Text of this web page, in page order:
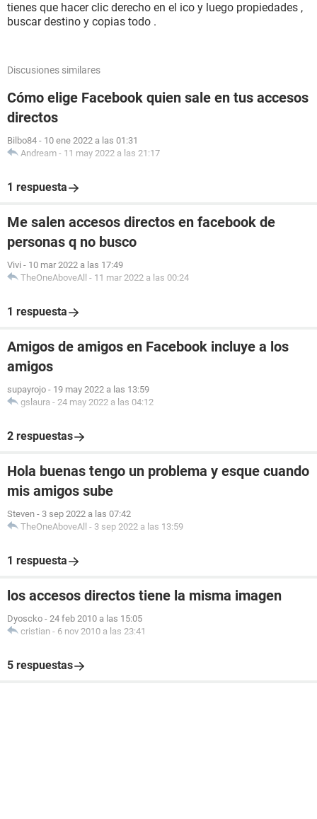
tienes que hacer clic derecho en el ico y luego propiedades ,
buscar destino y copias todo .
Discusiones similares
Cómo elige Facebook quien sale en tus accesos
directos
Bilbo84 - 10 ene 2022 a las 01:31
Andream - 11 may 2022 a las 21:17
1 respuesta
Me salen accesos directos en facebook de
personas q no busco
Vivi - 10 mar 2022 a las 17:49
TheOneAboveAll - 11 mar 2022 a las 00:24
1 respuesta
Amigos de amigos en Facebook incluye a los
amigos
supayrojo - 19 may 2022 a las 13:59
gslaura - 24 may 2022 a las 04:12
2 respuestas
Hola buenas tengo un problema y esque cuando
mis amigos sube
Steven - 3 sep 2022 a las 07:42
TheOneAboveAll - 3 sep 2022 a las 13:59
1 respuesta
los accesos directos tiene la misma imagen
Dyoscko - 24 feb 2010 a las 15:05
cristian - 6 nov 2010 a las 23:41
5 respuestas